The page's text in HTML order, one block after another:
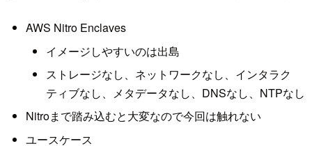
AWS Nitro Enclaves
イメージしやすいのは出島
ストレージなし、ネットワークなし、インタラク
ティブなし、メタデータなし、DNSなし、NTPなし
Nitroまで踏み込むと大変なので今回は触れない
ユースケース